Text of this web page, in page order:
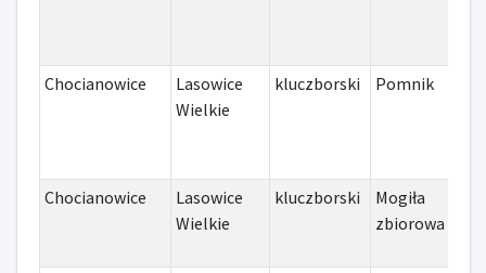
Chocianowice
Lasowice
Wielkie
kluczborski Pomnik
Chocianowice
Lasowice
Wielkie
kluczborski
Mogiła
zbiorowa